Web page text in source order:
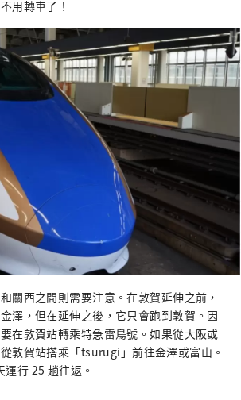
用轉車了！
關西之間則需要注意。在敦賀延伸之前，
澤，但在延伸之後，它只會跑到敦賀。因
在敦賀站轉乘特急雷鳥號。如果從大阪或
敦賀站搭乘「tsurugi」前往金澤或富山。
行 25 趟往返。